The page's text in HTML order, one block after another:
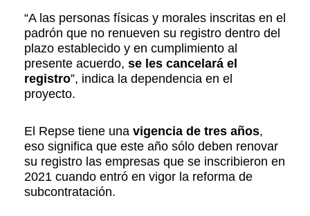
“A las personas físicas y morales inscritas en el
padrón que no renueven su registro dentro del
plazo establecido y en cumplimiento al
presente acuerdo, se les cancelará el
registro”, indica la dependencia en el
proyecto.
El Repse tiene una vigencia de tres años,
eso significa que este año sólo deben renovar
su registro las empresas que se inscribieron en
2021 cuando entró en vigor la reforma de
subcontratación.